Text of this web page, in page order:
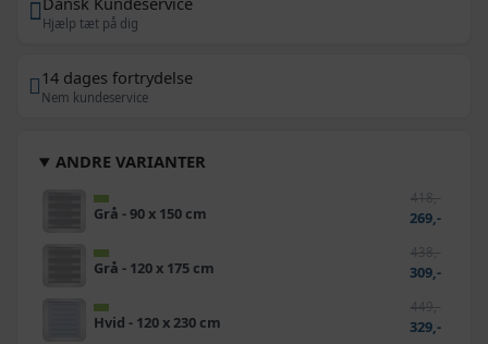
Hjælp tæt på dig
14 dages fortrydelse
Nem kundeservice
ANDRE VARIANTER
Grå - 90 x 150 cm
418,-
269,-
Grå - 120 x 175 cm
438,-
309,-
Hvid - 120 x 230 cm
449,-
329,-